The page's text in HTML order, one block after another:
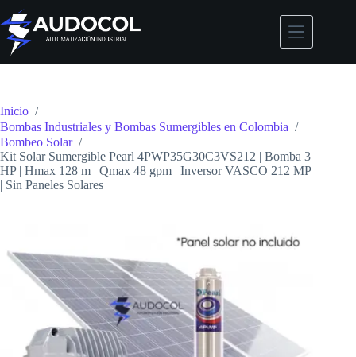
Saltar
al
contenido
Inicio /
Bombas Industriales y Bombas Sumergibles en Colombia /
Bombeo Solar /
Kit Solar Sumergible Pearl 4PWP35G30C3VS212 | Bomba 3
HP | Hmax 128 m | Qmax 48 gpm | Inversor VASCO 212 MP
| Sin Paneles Solares